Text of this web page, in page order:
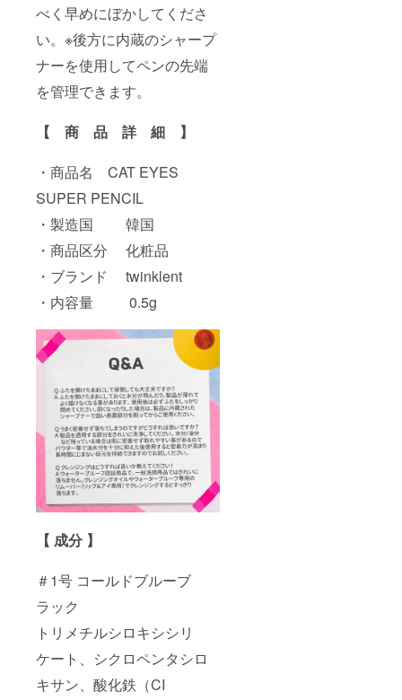
べく早めにぼかしてくださ
い。※後方に内蔵のシャープ
ナーを使用してペンの先端
を管理できます。
【 商 品 詳 細 】
・商品名 CAT EYES
SUPER PENCIL
・製造国 韓国
・商品区分 化粧品
・ブランド twinklent
・内容量 0.5g
【 成分 】
＃1号 コールドブルーブ
ラック
トリメチルシロキシシリ
ケート、シクロペンタシロ
キサン、酸化鉄（CI